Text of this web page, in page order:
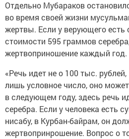
Отдельно Мубараков
во время своей жизни
жертвы. Если у верующего есть
стоимости 595 граммов
жертвоприношение каждый год.
«Речь идет не о 100 тыс.
лишь условное число, оно
в следующем году, здесь речь
серебра. Если у человека есть
нисабу, в Курбан-байрам, он
жертвопринрошение. Вопрос о